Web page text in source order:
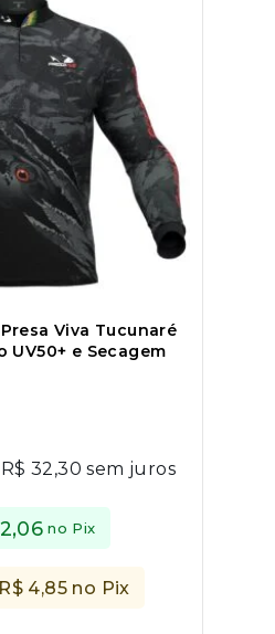
Viva Tucunaré
UV50+ e Secagem
R$32,30 sem juros
no Pix
R$ 4,85 no Pix